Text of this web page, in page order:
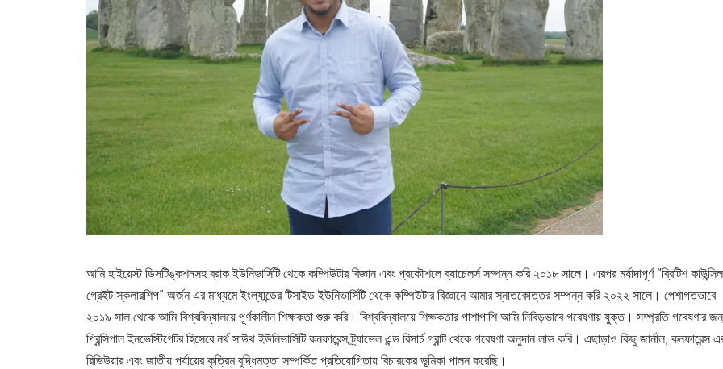
আমি হাইয়েস্ট ডিসটিঙ্কশনসহ ব্রাক ইউনিভার্সিটি থেকে কম্পিউটার বিজ্ঞান এবং প্রকৌশলে ব্যাচেলর্স সম্পন্ন করি ২০১৮ সালে। এরপর মর্যাদাপূর্ণ “ব্রিটিশ কাউন্সিল
গ্রেইট স্কলারশিপ” অর্জন এর মাধ্যমে ইংল্যান্ডের টিসাইড ইউনিভার্সিটি থেকে কম্পিউটার বিজ্ঞানে আমার স্নাতকোত্তর সম্পন্ন করি ২০২২ সালে। পেশাগতভাবে
২০১৯ সাল থেকে আমি বিশ্ববিদ্যালয়ে পূর্ণকালীন শিক্ষকতা শুরু করি। বিশ্ববিদ্যালয়ে শিক্ষকতার পাশাপাশি আমি নিবিড়ভাবে গবেষণায় যুক্ত। সম্প্রতি গবেষণার
প্রিন্সিপাল ইনভেস্টিগেটর হিসেবে নর্থ সাউথ ইউনিভার্সিটি কনফারেন্স ট্র্যাভেল এন্ড রিসার্চ গ্রান্ট থেকে গবেষণা অনুদান লাভ করি। এছাড়াও কিছু জার্নাল, কনফারেন্স
রিভিউয়ার এবং জাতীয় পর্যায়ের কৃত্রিম বুদ্ধিমত্তা সম্পর্কিত প্রতিযোগিতায় বিচারকের ভূমিকা পালন করেছি।